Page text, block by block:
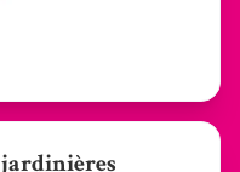
jardinières